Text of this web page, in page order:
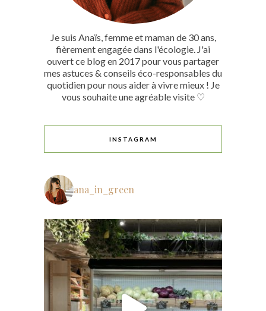
Je suis Anaïs, femme et maman de 30 ans,
fièrement engagée dans l'écologie. J'ai
ouvert ce blog en 2017 pour vous partager
mes astuces & conseils éco-responsables du
quotidien pour nous aider à vivre mieux ! Je
vous souhaite une agréable visite ♡
INSTAGRAM
ana_in_green